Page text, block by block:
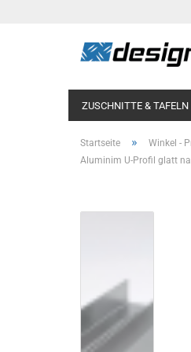
ZUSCHNITTE & TAFELN
Aluminium
Aluminium
beschichtet
KOTFLÜGEL UND
Startseite » Winkel -
Aluminim U-Profil glatt